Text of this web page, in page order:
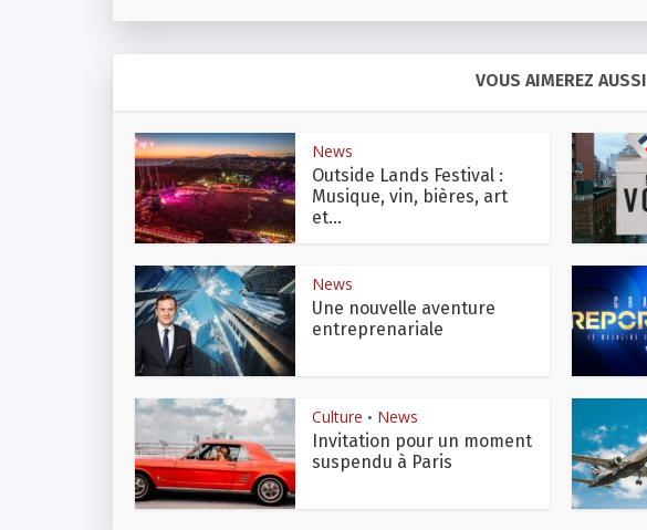
VOUS AIMEREZ AUSSI
News
Outside Lands Festival :
Musique, vin, bières, art
et...
News
Une nouvelle aventure
entreprenariale
Culture • News
Invitation pour un moment
suspendu à Paris